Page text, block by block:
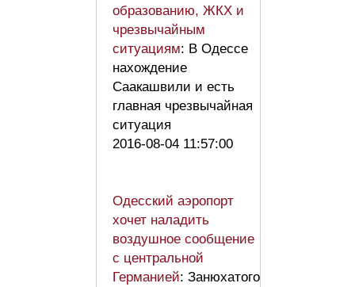
образованию, ЖКХ и
чрезвычайным
ситуациям: В Одессе
нахождение
Саакашвили и есть
главная чрезвычайная
ситуация
2016-08-04 11:57:00
Одесский аэропорт
хочет наладить
воздушное сообщение
с центральной
Германией: Занюхатого